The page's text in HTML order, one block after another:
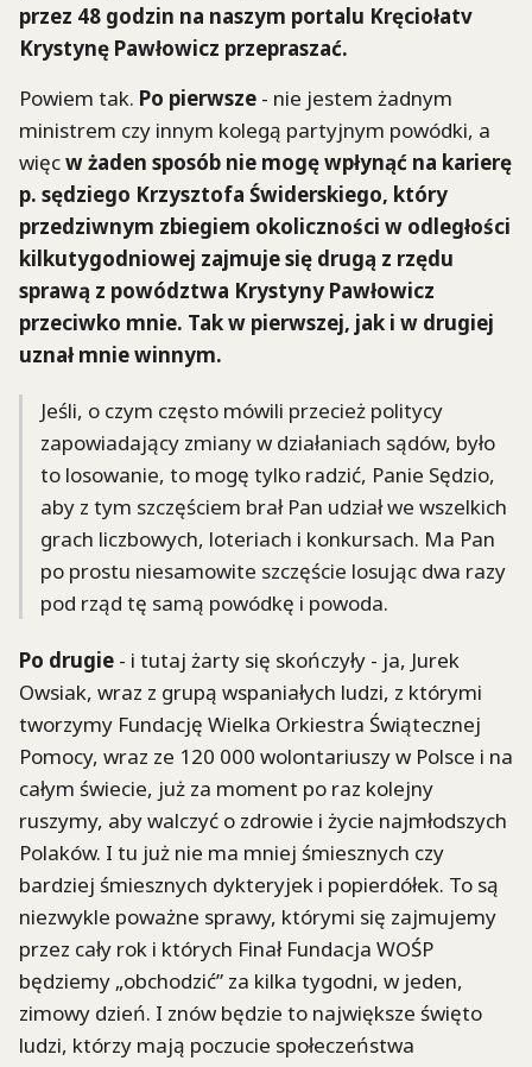
przez 48 godzin na naszym portalu Kręciołatv
Krystynę Pawłowicz przepraszać.
Powiem tak. Po pierwsze - nie jestem żadnym
ministrem czy innym kolegą partyjnym powódki, a
więcw żaden sposób nie mogę wpłynąć na karierę
p. sędziego Krzysztofa Świderskiego, który
przedziwnym zbiegiem okoliczności w odległości
kilkutygodniowej zajmuje się drugą z rzędu
sprawą z powództwa Krystyny Pawłowicz
przeciwko mnie. Tak w pierwszej, jak i w drugiej
uznał mnie winnym.
Jeśli, o czym często mówili przecież politycy
zapowiadający zmiany w działaniach sądów, było
to losowanie, to mogę tylko radzić, Panie Sędzio,
aby z tym szczęściem brał Pan udział we wszelkich
grach liczbowych, loteriach i konkursach. Ma Pan
po prostu niesamowite szczęście losując dwa razy
pod rząd tę samą powódkę i powoda.
Po drugie - i tutaj żarty się skończyły - ja, Jurek
Owsiak, wraz z grupą wspaniałych ludzi, z którymi
tworzymy Fundację Wielka Orkiestra Świątecznej
Pomocy, wraz ze 120 000 wolontariuszy w Polsce i na
całym świecie, już za moment po raz kolejny
ruszymy, aby walczyć o zdrowie i życie najmłodszych
Polaków. I tu już nie ma mniej śmiesznych czy
bardziej śmiesznych dykteryjek i popierdółek. To są
niezwykle poważne sprawy, którymi się zajmujemy
przez cały rok i których Finał Fundacja WOŚP
będziemy „obchodzić” za kilka tygodni, w jeden,
zimowy dzień. I znów będzie to największe święto
ludzi, którzy mają poczucie społeczeństwa